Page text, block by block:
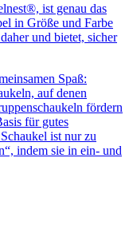
ist genau das
in Größe und Farbe
und bietet, sicher
Spaß:
auf denen
fördern
für gutes
ist nur zu
indem sie in ein- und